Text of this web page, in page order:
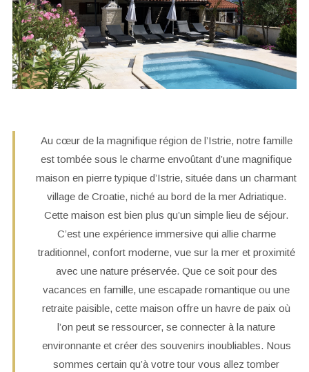
Au cœur de la magnifique région de l’Istrie, notre famille
est tombée sous le charme envoûtant d’une magnifique
maison en pierre typique d’Istrie, située dans un charmant
village de Croatie, niché au bord de la mer Adriatique.
Cette maison est bien plus qu’un simple lieu de séjour.
C’est une expérience immersive qui allie charme
traditionnel, confort moderne, vue sur la mer et proximité
avec une nature préservée. Que ce soit pour des
vacances en famille, une escapade romantique ou une
retraite paisible, cette maison offre un havre de paix où
l’on peut se ressourcer, se connecter à la nature
environnante et créer des souvenirs inoubliables. Nous
sommes certain qu’à votre tour vous allez tomber